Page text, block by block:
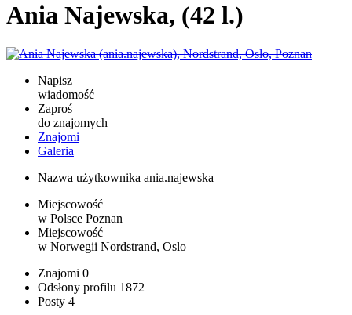
Ania Najewska, (42 l.)
Napisz
wiadomość
Zaproś
do znajomych
Znajomi
Galeria
Nazwa użytkownika ania.najewska
Miejscowość
w Polsce Poznan
Miejscowość
w Norwegii Nordstrand, Oslo
Znajomi 0
Odsłony profilu 1872
Posty 4